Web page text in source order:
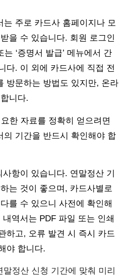
는 주로 카드사 홈페이지나 모
을 수 있습니다. 회원 로그인
는 ‘증명서 발급’ 메뉴에서 간
다. 이 외에 카드사에 직접 전
방문하는 방법도 있지만, 온라
니다.
한 자료를 정확히 얻으려면
의 기간을 반드시 확인해야 합
항이 있습니다. 연말정산 기
는 것이 좋으며, 카드사별로
를 수 있으니 사전에 확인해
역서는 PDF 파일 또는 인쇄
하고, 오류 발견 시 즉시 카드
야 합니다.
말정산 신청 기간에 맞춰 미리